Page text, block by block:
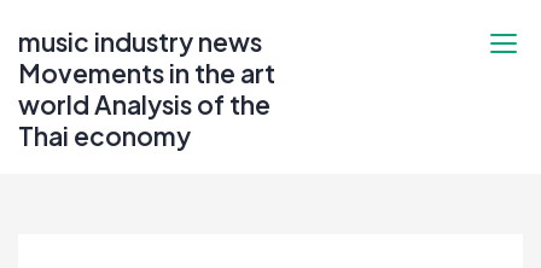
content
music industry news
Movements in the art
world Analysis of the
Thai economy